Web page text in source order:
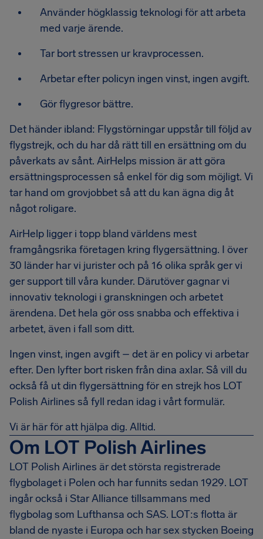
Använder högklassig teknologi för att arbeta
med varje ärende.
Tar bort stressen ur kravprocessen.
Arbetar efter policyn ingen vinst, ingen avgift.
Gör flygresor bättre.
Det händer ibland: Flygstörningar uppstår till följd av
flygstrejk, och du har då rätt till en ersättning om du
påverkats av sånt. AirHelps mission är att göra
ersättningsprocessen så enkel för dig som möjligt. Vi
tar hand om grovjobbet så att du kan ägna dig åt
något roligare.
AirHelp ligger i topp bland världens mest
framgångsrika företagen kring flygersättning. I över
30 länder har vi jurister och på 16 olika språk ger vi
ger support till våra kunder. Därutöver gagnar vi
innovativ teknologi i granskningen och arbetet
ärendena. Det hela gör oss snabba och effektiva i
arbetet, även i fall som ditt.
Ingen vinst, ingen avgift – det är en policy vi arbetar
efter. Den lyfter bort risken från dina axlar. Så vill du
också få ut din flygersättning för en strejk hos LOT
Polish Airlines så fyll redan idag i vårt formulär.
Vi är här för att hjälpa dig. Alltid.
Om LOT Polish Airlines
LOT Polish Airlines är det största registrerade
flygbolaget i Polen och har funnits sedan 1929. LOT
ingår också i Star Alliance tillsammans med
flygbolag som Lufthansa och SAS. LOT:s flotta är
bland de nyaste i Europa och har sex stycken Boeing